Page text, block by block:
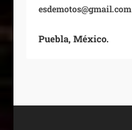
esdemotos@gmail.com
Puebla, México.